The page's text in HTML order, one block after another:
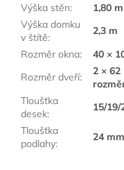
Výška stěn:
1,80 m
Výška domku
v štítě:
2,3 m
Rozměr okna:
40 ×
Rozměr dveří:
2 ×
Tloušťka
desek:
15/19/
Tloušťka
podlahy:
24 mm